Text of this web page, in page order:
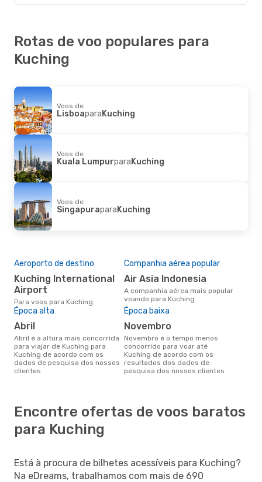
Rotas de voo populares para
Kuching
Voos de
LisboaparaKuching
Voos de
Kuala LumpurparaKuching
Voos de
SingapuraparaKuching
Aeroporto de destino
Kuching International
Airport
Para voos para Kuching
Companhia aérea popular
Air Asia Indonesia
A companhia aérea mais popular
voando para Kuching
Época alta
abril
abril é a altura mais concorrida
para viajar de Kuching para
Kuching de acordo com os
dados de pesquisa dos nossos
clientes
Época baixa
novembro
novembro é o tempo menos
concorrido para voar até
Kuching de acordo com os
resultados dos dados de
pesquisa dos nossos clientes
Encontre ofertas de voos baratos
para Kuching
Está à procura de bilhetes acessíveis para Kuching?
Na eDreams, trabalhamos com mais de 690